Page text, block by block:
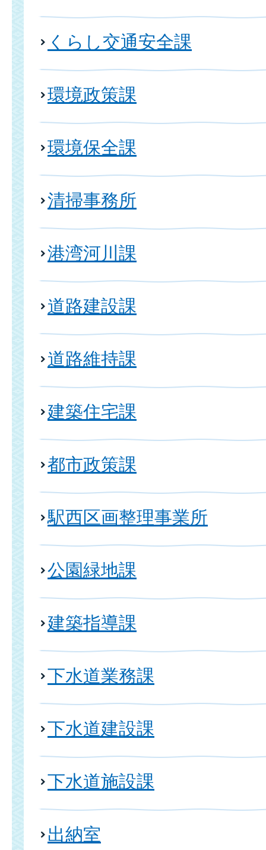
くらし交通安全課
環境政策課
環境保全課
清掃事務所
港湾河川課
道路建設課
道路維持課
建築住宅課
都市政策課
駅西区画整理事業所
公園緑地課
建築指導課
下水道業務課
下水道建設課
下水道施設課
出納室